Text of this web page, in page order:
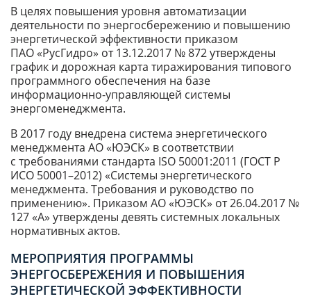
В целях повышения уровня автоматизации
деятельности по энергосбережению и повышению
энергетической эффективности приказом
ПАО «РусГидро» от 13.12.2017 № 872 утверждены
график и дорожная карта тиражирования типового
программного обеспечения на базе
информационно-управляющей системы
энергоменеджмента.
В 2017 году внедрена система энергетического
менеджмента АО «ЮЭСК» в соответствии
с требованиями стандарта ISO 50001:2011 (ГОСТ Р
ИСО 50001–2012) «Системы энергетического
менеджмента. Требования и руководство по
применению». Приказом АО «ЮЭСК» от 26.04.2017 №
127 «А» утверждены девять системных локальных
нормативных актов.
МЕРОПРИЯТИЯ ПРОГРАММЫ
ЭНЕРГОСБЕРЕЖЕНИЯ И ПОВЫШЕНИЯ
ЭНЕРГЕТИЧЕСКОЙ ЭФФЕКТИВНОСТИ